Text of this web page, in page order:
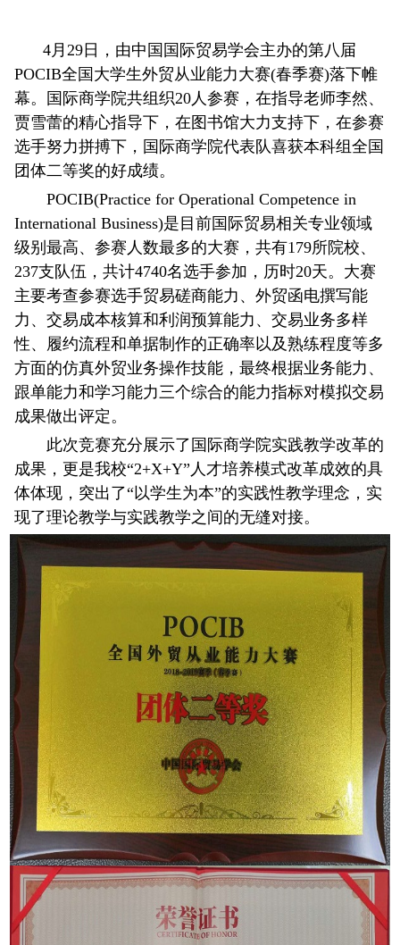
4月29日，由中国国际贸易学会主办的第八届
POCIB全国大学生外贸从业能力大赛(春季赛)落下帷
幕。国际商学院共组织20人参赛，在指导老师李然、
贾雪蕾的精心指导下，在图书馆大力支持下，在参赛
选手努力拼搏下，国际商学院代表队喜获本科组全国
团体二等奖的好成绩。
POCIB(Practice for Operational Competence in
International Business)是目前国际贸易相关专业领域
级别最高、参赛人数最多的大赛，共有179所院校、
237支队伍，共计4740名选手参加，历时20天。大赛
主要考查参赛选手贸易磋商能力、外贸函电撰写能
力、交易成本核算和利润预算能力、交易业务多样
性、履约流程和单据制作的正确率以及熟练程度等多
方面的仿真外贸业务操作技能，最终根据业务能力、
跟单能力和学习能力三个综合的能力指标对模拟交易
成果做出评定。
此次竞赛充分展示了国际商学院实践教学改革的
成果，更是我校“2+X+Y”人才培养模式改革成效的具
体体现，突出了“以学生为本”的实践性教学理念，实
现了理论教学与实践教学之间的无缝对接。